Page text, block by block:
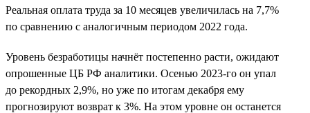
Реальная оплата труда за 10 месяцев увеличилась на 7,7%
по сравнению с аналогичным периодом 2022 года.
Уровень безработицы начнёт постепенно расти, ожидают
опрошенные ЦБ РФ аналитики. Осенью 2023-го он упал
до рекордных 2,9%, но уже по итогам декабря ему
прогнозируют возврат к 3%. На этом уровне он останется